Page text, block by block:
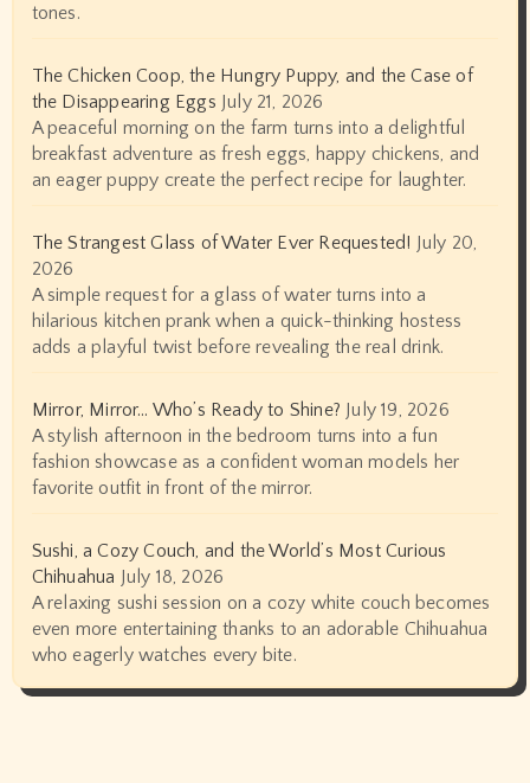
tones.
The Chicken Coop, the Hungry Puppy, and the Case of
the Disappearing Eggs July 21, 2026
A peaceful morning on the farm turns into a delightful
breakfast adventure as fresh eggs, happy chickens, and
an eager puppy create the perfect recipe for laughter.
The Strangest Glass of Water Ever Requested! July 20,
2026
A simple request for a glass of water turns into a
hilarious kitchen prank when a quick-thinking hostess
adds a playful twist before revealing the real drink.
Mirror, Mirror… Who’s Ready to Shine? July 19, 2026
A stylish afternoon in the bedroom turns into a fun
fashion showcase as a confident woman models her
favorite outfit in front of the mirror.
Sushi, a Cozy Couch, and the World’s Most Curious
Chihuahua July 18, 2026
A relaxing sushi session on a cozy white couch becomes
even more entertaining thanks to an adorable Chihuahua
who eagerly watches every bite.